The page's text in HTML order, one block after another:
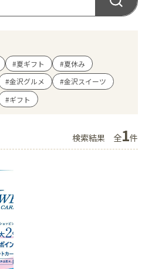
#夏ギフト
#夏休み
#金沢グルメ
#金沢スイーツ
#ギフト
検索結果 全1件